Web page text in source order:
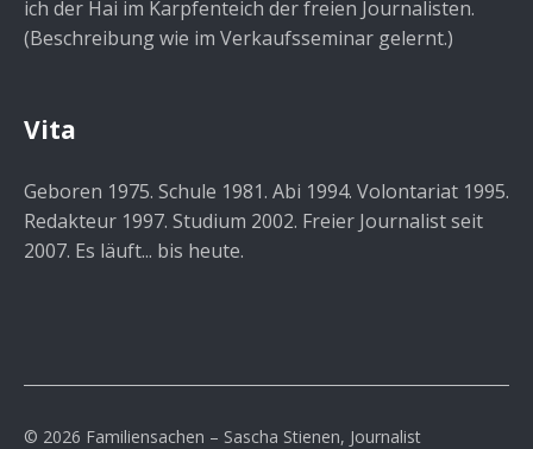
ich der Hai im Karpfenteich der freien Journalisten.
(Beschreibung wie im Verkaufsseminar gelernt.)
Vita
Geboren 1975. Schule 1981. Abi 1994. Volontariat 1995.
Redakteur 1997. Studium 2002. Freier Journalist seit
2007. Es läuft... bis heute.
© 2026 Familiensachen – Sascha Stienen, Journalist